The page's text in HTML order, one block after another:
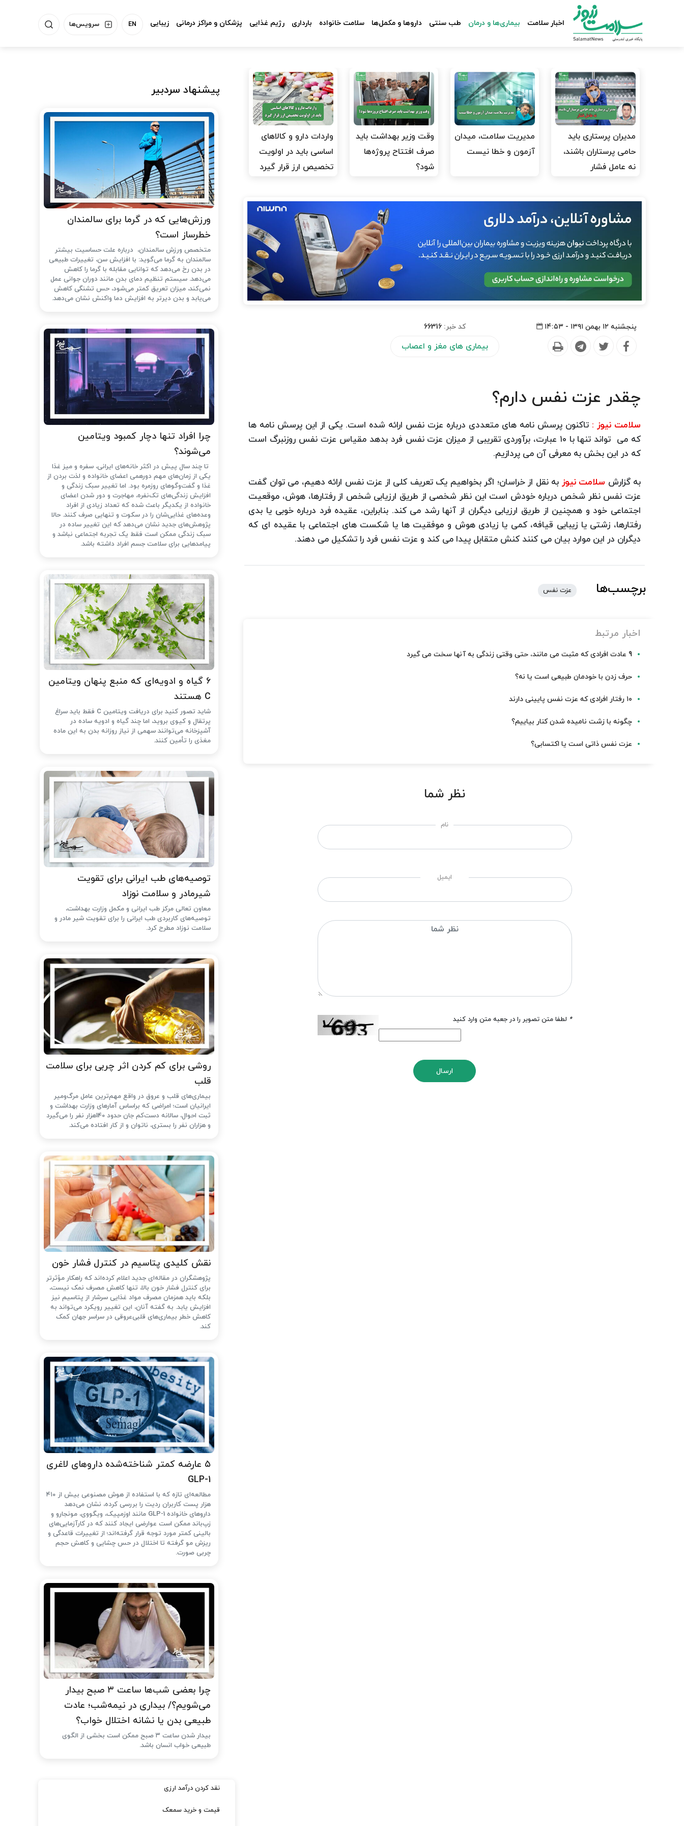
سرویس‌ها EN اخبار سلامت بیماری‌ها و درمان طب سنتی داروها و مکمل‌ها سلامت خانواده بارداری رژیم غذایی پزشکان و مراکز درمانی زیبایی
مدیران پرستاری باید
حامی پرستاران باشند،
نه عامل فشار
مدیریت سلامت، میدان
آزمون و خطا نیست
وقت وزیر بهداشت باید
صرف افتتاح پروژه‌ها
شود؟
واردات دارو و کالاهای
اساسی باید در اولویت
تخصیص ارز قرار گیرد
پنجشنبه ۱۲ بهمن ۱۳۹۱ - ۱۴:۵۳ کد خبر:66316
بیماری های مغز و اعصاب
چقدر عزت نفس دارم؟
سلامت نیوز : تاکنون پرسش نامه های متعددی درباره عزت نفس ارائه شده است. یکی از این پرسش نامه ها
که می تواند تنها با ۱۰ عبارت، برآوردی تقریبی از میزان عزت نفس فرد بدهد مقیاس عزت نفس روزنبرگ است
که در این بخش به معرفی آن می پردازیم.
به گزارش سلامت نیوز به نقل از خراسان؛ اگر بخواهیم یک تعریف کلی از عزت نفس ارائه دهیم، می توان گفت
عزت نفس نظر شخص درباره خودش است این نظر شخصی از طریق ارزیابی شخص از رفتارها، هوش، موقعیت
اجتماعی خود و همچنین از طریق ارزیابی دیگران از آنها رشد می کند. بنابراین، عقیده فرد درباره خوبی یا بدی
رفتارها، زشتی یا زیبایی قیافه، کمی یا زیادی هوش و موفقیت ها یا شکست های اجتماعی با عقیده ای که
دیگران در این موارد بیان می کنند کنش متقابل پیدا می کند و عزت نفس فرد را تشکیل می دهند.
برچسب‌ها عزت نفس
اخبار مرتبط
9 عادت افرادی که مثبت می مانند، حتی وقتی زندگی به آنها سخت می گیرد
حرف زدن با خودمان طبیعی است یا نه؟
۱۰ رفتار افرادی که عزت نفس پایینی دارند
چگونه با زشت نامیده شدن کنار بیاییم؟
عزت نفس ذاتی است یا اکتسابی؟
نظر شما
نام
ایمیل
* لطفا متن تصویر را در جعبه متن وارد کنید
ارسال
پیشنهاد سردبیر
ورزش‌هایی که در گرما برای سالمندان
خطرساز است؟
متخصص ورزش سالمندان، درباره علت حساسیت بیشتر
سالمندان به گرما می‌گوید: با افزایش سن، تغییرات طبیعی
در بدن رخ می‌دهد که توانایی مقابله با گرما را کاهش
می‌دهد. سیستم تنظیم دمای بدن مانند دوران جوانی عمل
نمی‌کند، میزان تعریق کمتر می‌شود، حس تشنگی کاهش
می‌یابد و بدن دیرتر به افزایش دما واکنش نشان می‌دهد.
چرا افراد تنها دچار کمبود ویتامین
می‌شوند؟
تا چند سال پیش در اکثر خانه‌های ایرانی، سفره و میز غذا
یکی از زمان‌های مهم دورهمی اعضای خانواده و لذت بردن از
غذا و گفت‌وگوهای روزمره بود. اما تغییر سبک زندگی و
افزایش زندگی‌های تک‌نفره، مهاجرت و دور شدن اعضای
خانواده از یکدیگر باعث شده که تعداد زیادی از افراد
وعده‌های غذایی‌شان را در سکوت و تنهایی صرف کنند. حالا
پژوهش‌های جدید نشان می‌دهد که این تغییر ساده در
سبک زندگی ممکن است فقط یک تجربه اجتماعی نباشد و
پیامدهایی برای سلامت جسم افراد داشته باشد.
۶ گیاه و ادویه‌ای که منبع پنهان ویتامین
C هستند
شاید تصور کنید برای دریافت ویتامین C فقط باید سراغ
پرتقال و کیوی بروید، اما چند گیاه و ادویه ساده در
آشپزخانه می‌توانند سهمی از نیاز روزانه بدن به این ماده
مغذی را تأمین کنند.
توصیه‌های طب ایرانی برای تقویت
شیرمادر و سلامت نوزاد
معاون تعالی مرکز طب ایرانی و مکمل وزارت بهداشت،
توصیه‌های کاربردی طب ایرانی را برای تقویت شیر مادر و
سلامت نوزاد مطرح کرد.
روشی برای کم کردن اثر چربی برای سلامت
قلب
بیماری‌های قلب و عروق در واقع مهم‌ترین عامل مرگ‌ومیر
ایرانیان است؛ امراضی که براساس آمارهای وزارت بهداشت و
ثبت احوال، سالانه دست‌کم جان حدود 140هزار نفر را می‌گیرد
و هزاران نفر را بستری، ناتوان و از کار افتاده می‌کند.
نقش کلیدی پتاسیم در کنترل فشار خون
پژوهشگران در مقاله‌ای جدید اعلام کرده‌اند که راهکار مؤثرتر
برای کنترل فشار خون بالا، تنها کاهش مصرف نمک نیست،
بلکه باید همزمان مصرف مواد غذایی سرشار از پتاسیم نیز
افزایش یابد. به گفته آنان، این تغییر رویکرد می‌تواند به
کاهش خطر بیماری‌های قلبی‌عروقی در سراسر جهان کمک
کند.
۵ عارضه کمتر شناخته‌شده داروهای لاغری
GLP-1
مطالعه‌ای تازه که با استفاده از هوش مصنوعی بیش از ۴۱۰
هزار پست کاربران ردیت را بررسی کرده، نشان می‌دهد
داروهای خانواده GLP-1 مانند اوزمپیک، ویگووی، مونجارو و
زپ‌باند ممکن است عوارضی ایجاد کنند که در کارآزمایی‌های
بالینی کمتر مورد توجه قرار گرفته‌اند؛ از تغییرات قاعدگی و
ریزش مو گرفته تا اختلال در حس چشایی و کاهش حجم
چربی صورت.
چرا بعضی شب‌ها ساعت ۳ صبح بیدار
می‌شویم؟/ بیداری در نیمه‌شب؛ عادت
طبیعی بدن یا نشانه اختلال خواب؟
بیدار شدن ساعت ۳ صبح ممکن است بخشی از الگوی
طبیعی خواب انسان باشد.
نقد کردن درآمد ارزی
قیمت و خرید سمعک